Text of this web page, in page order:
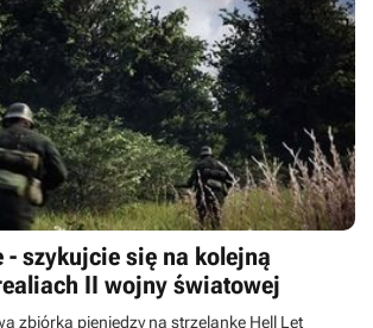
- szykujcie się na kolejną
II wojny światowej
zbiórka pieniędzy na strzelankę Hell Let